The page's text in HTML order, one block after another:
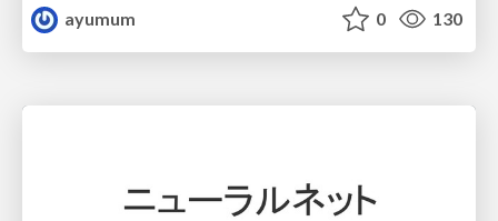
ayumum
0 130